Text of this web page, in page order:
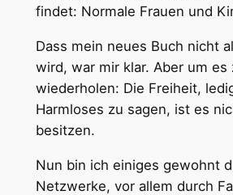
findet: Normale Frauen und
Dass mein neues Buch nicht
wird, war mir klar. Aber um es
wiederholen: Die Freiheit,
Harmloses zu sagen, ist es
besitzen.
Nun bin ich einiges gewohnt
Netzwerke, vor allem durch